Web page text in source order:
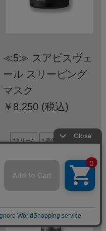
≪5≫ スアビスヴェ
ール スリーピング
マスク
￥8,250 (税込)
#クリーム # 高保湿
#ジェンダーレス #光対策
#スアビスヴェール